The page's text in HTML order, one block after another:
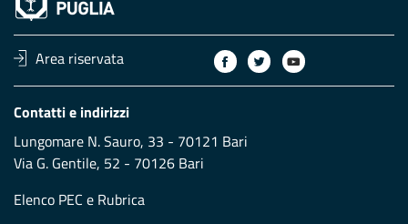
Area riservata
Contatti e indirizzi
Lungomare N. Sauro, 33 - 70121 Bari
Via G. Gentile, 52 - 70126 Bari
Elenco PEC e Rubrica